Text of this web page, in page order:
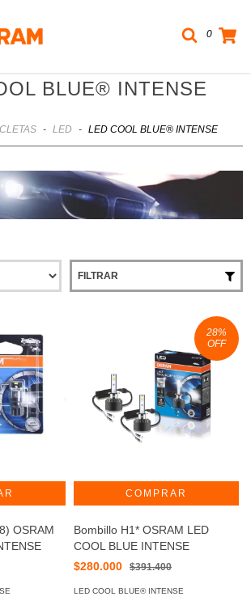
0
BLUE® INTENSE
- LED - LED COOL BLUE® INTENSE
FILTRAR
OSRAM
28%
OFF
Bombillo H1* OSRAM LED
COOL BLUE INTENSE
$280.000
$391.400
LED COOL BLUE® INTENSE